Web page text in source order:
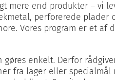
mere end produkter – vi
perforerede
Vores program er et
gøres enkelt. Derfor
fra lager eller